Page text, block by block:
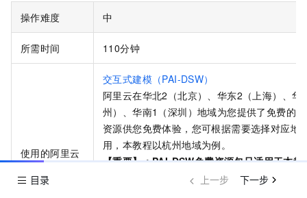
操作难度 中
所需时间 110分钟
使用的阿里云
交互式建模（PAI-DSW）
阿里云在华北2（北京）、华东2（上海）、华
州）、华南1（深圳）地域为您提供了免费的
资源供您免费体验，您可根据需要选择对应地
用，本教程以杭州地域为例。
【重要】：PAI-DSW免费资源包只适用于本教
PAI-DSW产品。如果您领取了PAI-DSW资源
目录 上一步 下一步